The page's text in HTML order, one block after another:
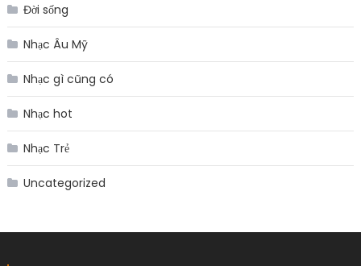
Đời sống
Nhạc Âu Mỹ
Nhạc gì cũng có
Nhạc hot
Nhạc Trẻ
Uncategorized